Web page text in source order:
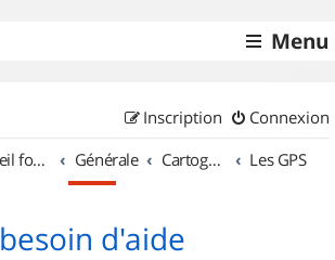
Menu
Connexion
Inscription
Accueil forum Générale Cartographie et GPS Les GPS
besoin d'aide